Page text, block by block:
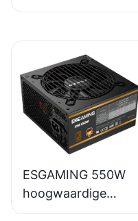
ESGAMING 550W
hoogwaardige
desktop-pc-